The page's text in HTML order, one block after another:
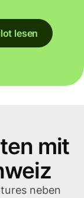
lesen
mit
neben